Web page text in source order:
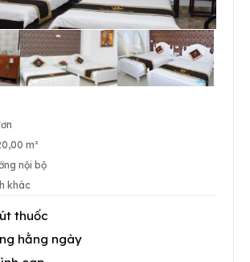
m²
nội bộ
khác
thuốc
hằng ngày